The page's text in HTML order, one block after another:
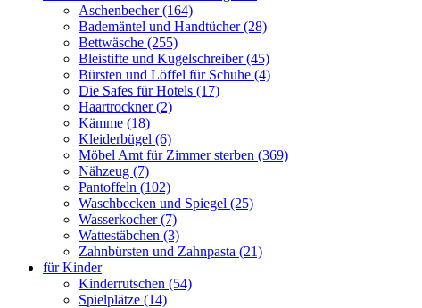
Aschenbecher (164)
Bademäntel und Handtücher (28)
Bettwäsche (255)
Bleistifte und Kugelschreiber (45)
Bürsten und Löffel für Schuhe (4)
Die Safes für Hotels (17)
Haartrockner (2)
Kämme (18)
Kleiderbügel (6)
Möbel Amt für Zimmer sterben (369)
Nähzeug (7)
Pantoffeln (102)
Waschbecken und Spiegel (25)
Wasserkocher (7)
Wattestäbchen (3)
Zahnbürsten und Zahnpasta (21)
für Kinder
Kinderrutschen (54)
Spielplätze (14)